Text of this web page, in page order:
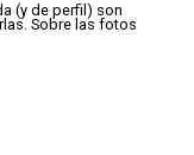
(y de perfil) son
Sobre las fotos